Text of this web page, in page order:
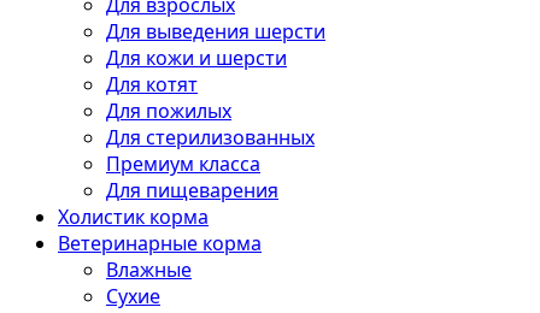
Для выведения шерсти
Для кожи и шерсти
Для котят
Для пожилых
Для стерилизованных
Премиум класса
Для пищеварения
Холистик корма
Ветеринарные корма
Влажные
Сухие